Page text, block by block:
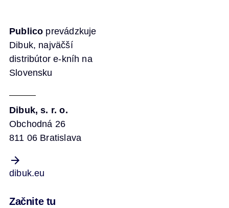
Publico prevádzkuje
Dibuk, najväčší
distribútor e-kníh na
Slovensku
Dibuk, s. r. o.
Obchodná 26
811 06 Bratislava
dibuk.eu
Začnite tu